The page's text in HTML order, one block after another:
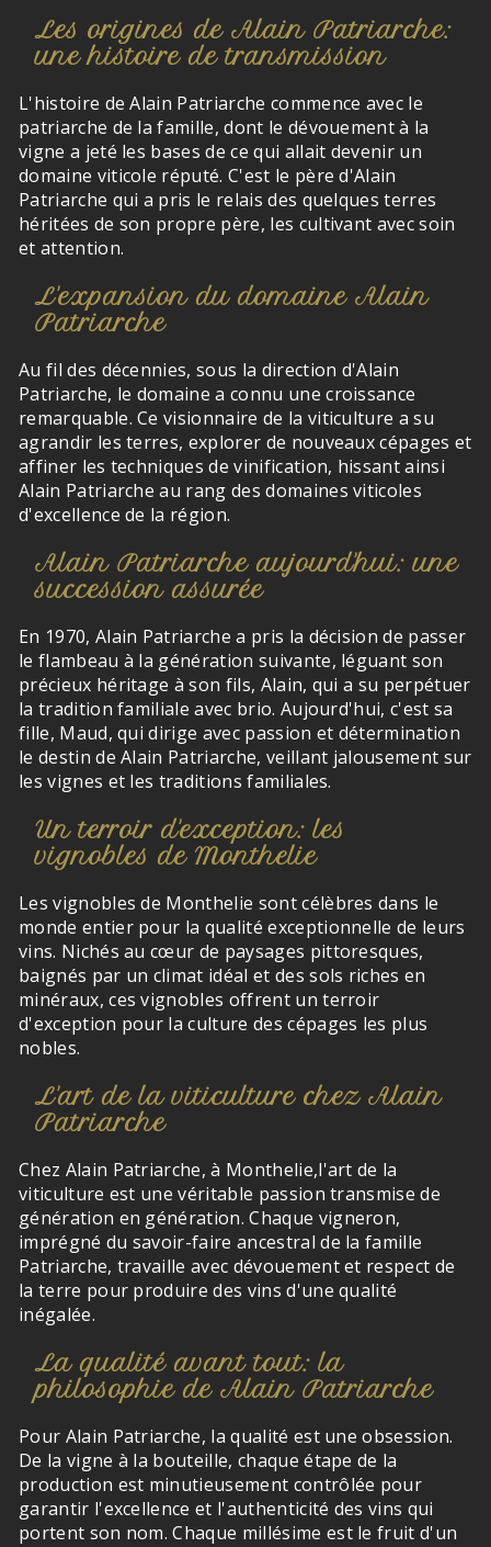
Les origines de Alain Patriarche:
une histoire de transmission
L'histoire de Alain Patriarche commence avec le
patriarche de la famille, dont le dévouement à la
vigne a jeté les bases de ce qui allait devenir un
domaine viticole réputé. C'est le père d'Alain
Patriarche qui a pris le relais des quelques terres
héritées de son propre père, les cultivant avec soin
et attention.
L'expansion du domaine Alain
Patriarche
Au fil des décennies, sous la direction d'Alain
Patriarche, le domaine a connu une croissance
remarquable. Ce visionnaire de la viticulture a su
agrandir les terres, explorer de nouveaux cépages et
affiner les techniques de vinification, hissant ainsi
Alain Patriarche au rang des domaines viticoles
d'excellence de la région.
Alain Patriarche aujourd'hui: une
succession assurée
En 1970, Alain Patriarche a pris la décision de passer
le flambeau à la génération suivante, léguant son
précieux héritage à son fils, Alain, qui a su perpétuer
la tradition familiale avec brio. Aujourd'hui, c'est sa
fille, Maud, qui dirige avec passion et détermination
le destin de Alain Patriarche, veillant jalousement sur
les vignes et les traditions familiales.
Un terroir d'exception: les
vignobles de Monthelie
Les vignobles de Monthelie sont célèbres dans le
monde entier pour la qualité exceptionnelle de leurs
vins. Nichés au cœur de paysages pittoresques,
baignés par un climat idéal et des sols riches en
minéraux, ces vignobles offrent un terroir
d'exception pour la culture des cépages les plus
nobles.
L'art de la viticulture chez Alain
Patriarche
Chez Alain Patriarche, à Monthelie,l'art de la
viticulture est une véritable passion transmise de
génération en génération. Chaque vigneron,
imprégné du savoir-faire ancestral de la famille
Patriarche, travaille avec dévouement et respect de
la terre pour produire des vins d'une qualité
inégalée.
La qualité avant tout: la
philosophie de Alain Patriarche
Pour Alain Patriarche, la qualité est une obsession.
De la vigne à la bouteille, chaque étape de la
production est minutieusement contrôlée pour
garantir l'excellence et l'authenticité des vins qui
portent son nom. Chaque millésime est le fruit d'un